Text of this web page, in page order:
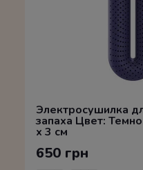
Электросушилка
запаха Цвет:
x 3 см
650 грн